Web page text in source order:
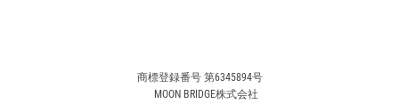
商標登録番号 第6345894号
MOON BRIDGE株式会社